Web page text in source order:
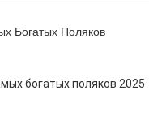
Богатых Поляков
богатых поляков 2025